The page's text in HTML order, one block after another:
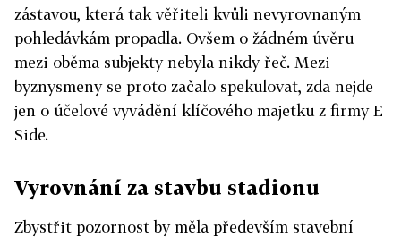
zástavou, která tak věřiteli kvůli nevyrovnaným
pohledávkám propadla. Ovšem o žádném úvěru
mezi oběma subjekty nebyla nikdy řeč. Mezi
byznysmeny se proto začalo spekulovat, zda nejde
jen o účelové vyvádění klíčového majetku z firmy E
Side.
Vyrovnání za stavbu stadionu
Zbystřit pozornost by měla především stavební